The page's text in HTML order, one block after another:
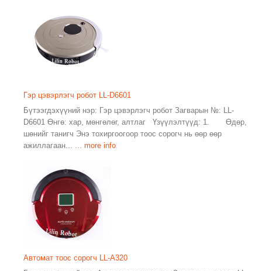
Гэр цэвэрлэгч робот LL-D6601
Бүтээгдэхүүний нэр: Гэр цэвэрлэгч робот Загварын №: LL-
D6601 Өнгө: хар, мөнгөлөг, алтлаг Үзүүлэлтүүд: 1. Өдөр,
шөнийг танигч Энэ тохиргоогоор тоос сорогч нь өөр өөр
ажиллагаан...
... more info
Автомат тоос сорогч LL-A320